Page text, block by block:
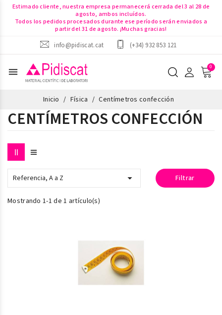
Estimado cliente, nuestra empresa permanecerá cerrada del 3 al 28 de
agosto, ambos incluídos.
Todos los pedidos procesados durante ese período serán enviados a
partir del 31 de agosto. ¡Muchas gracias!
info@pidiscat.cat
(+34) 932 853 121
menu
Inicio Física Centímetros confección
CENTÍMETROS CONFECCIÓN
Referencia, A a Z  Filtrar
Mostrando 1-1 de 1 artículo(s)